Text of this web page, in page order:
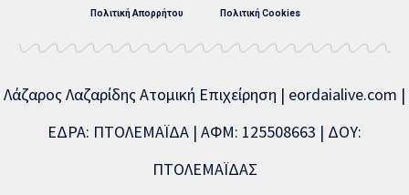
Πολιτική Απορρήτου Πολιτική Cookies
Λάζαρος Λαζαρίδης Ατομική Επιχείρηση | eordaialive.com |
ΕΔΡΑ: ΠΤΟΛΕΜΑΪΔΑ | ΑΦΜ: 125508663 | ΔΟΥ:
ΠΤΟΛΕΜΑΪΔΑΣ